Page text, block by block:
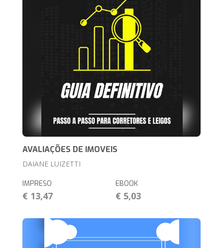
AVALIAÇÕES DE IMOVEIS
DAIANE LUIZETTI
IMPRESO
€ 13,47
EBOOK
€ 5,03